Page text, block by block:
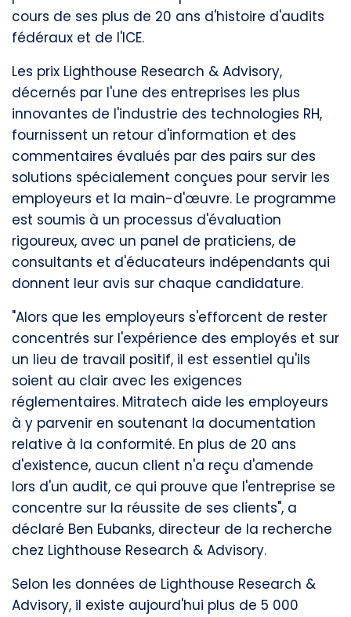
cours de ses plus de 20 ans d'histoire d'audits
fédéraux et de l'ICE.
Les prix Lighthouse Research & Advisory,
décernés par l'une des entreprises les plus
innovantes de l'industrie des technologies RH,
fournissent un retour d'information et des
commentaires évalués par des pairs sur des
solutions spécialement conçues pour servir les
employeurs et la main-d'œuvre. Le programme
est soumis à un processus d'évaluation
rigoureux, avec un panel de praticiens, de
consultants et d'éducateurs indépendants qui
donnent leur avis sur chaque candidature.
"Alors que les employeurs s'efforcent de rester
concentrés sur l'expérience des employés et sur
un lieu de travail positif, il est essentiel qu'ils
soient au clair avec les exigences
réglementaires. Mitratech aide les employeurs
à y parvenir en soutenant la documentation
relative à la conformité. En plus de 20 ans
d'existence, aucun client n'a reçu d'amende
lors d'un audit, ce qui prouve que l'entreprise se
concentre sur la réussite de ses clients", a
déclaré Ben Eubanks, directeur de la recherche
chez Lighthouse Research & Advisory.
Selon les données de Lighthouse Research &
Advisory, il existe aujourd'hui plus de 5 000